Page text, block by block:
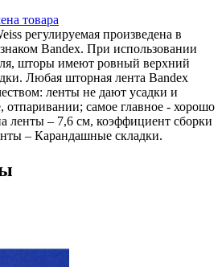
товара
регулируемая произведена в
Bandex. При использовании
шторы имеют ровный верхний
Любая шторная лента Bandex
ленты не дают усадки и
отпаривании; самое главное - хорошо
ленты – 7,6 см, коэффициент сборки
– Карандашные складки.